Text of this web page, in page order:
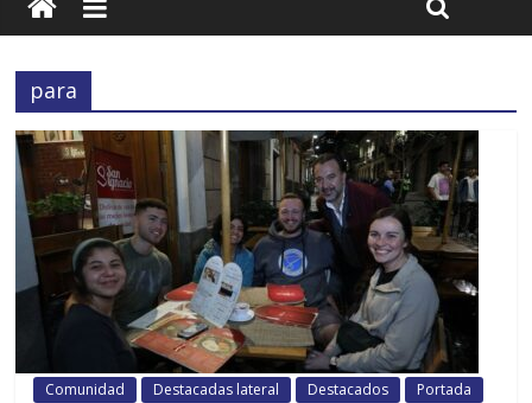
para
Comunidad Destacadas lateral Destacados Portada